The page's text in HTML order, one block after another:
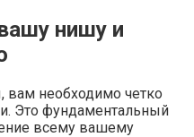
нишу и
вам необходимо четко
Это фундаментальный
всему вашему